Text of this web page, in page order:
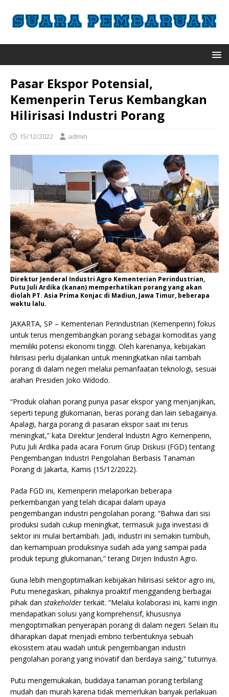
Pasar Ekspor Potensial,
Kemenperin Terus Kembangkan
Hilirisasi Industri Porang
15/12/2022 admin
Direktur Jenderal Industri Agro Kementerian Perindustrian,
Putu Juli Ardika (kanan) memperhatikan porang yang akan
diolah PT. Asia Prima Konjac di Madiun, Jawa Timur, beberapa
waktu lalu.
JAKARTA, SP – Kementerian Perindustrian (Kemenperin) fokus
untuk terus mengembangkan porang sebagai komoditas yang
memiliki potensi ekonomi tinggi. Oleh karenanya, kebijakan
hilirisasi perlu dijalankan untuk meningkatkan nilai tambah
porang di dalam negeri melalui pemanfaatan teknologi, sesuai
arahan Presiden Joko Widodo.
“Produk olahan porang punya pasar ekspor yang menjanjikan,
seperti tepung glukomanan, beras porang dan lain sebagainya.
Apalagi, harga porang di pasaran ekspor saat ini terus
meningkat,” kata Direktur Jenderal Industri Agro Kemenperin,
Putu Juli Ardika pada acara Forum Grup Diskusi (FGD) tentang
Pengembangan Industri Pengolahan Berbasis Tanaman
Porang di Jakarta, Kamis (15/12/2022).
Pada FGD ini, Kemenperin melaporkan beberapa
perkembangan yang telah dicapai dalam upaya
pengembangan industri pengolahan porang. “Bahwa dari sisi
produksi sudah cukup meningkat, termasuk juga investasi di
sektor ini mulai bertambah. Jadi, industri ini semakin tumbuh,
dan kemampuan produksinya sudah ada yang sampai pada
produk tepung glukomanan,” terang Dirjen Industri Agro.
Guna lebih mengoptimalkan kebijakan hilirisasi sektor agro ini,
Putu menegaskan, pihaknya proaktif menggandeng berbagai
pihak dan stakeholderterkait. “Melalui kolaborasi ini, kami ingin
mendapatkan solusi yang komprehensif, khususnya
mengoptimalkan penyerapan porang di dalam negeri. Selain itu
diharapkan dapat menjadi embrio terbentuknya sebuah
ekosistem atau wadah untuk pengembangan industri
pengolahan porang yang inovatif dan berdaya saing,” tuturnya.
Putu mengemukakan, budidaya tanaman porang terbilang
mudah dan murah karena tidak memerlukan banyak perlakuan